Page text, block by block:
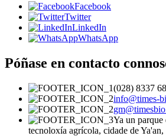
Facebook
Twitter
LinkedIn
WhatsApp
Póñase en contacto
(028) 8337
info@times-
Ya un parque
tecnoloxía agrícola, cidade de